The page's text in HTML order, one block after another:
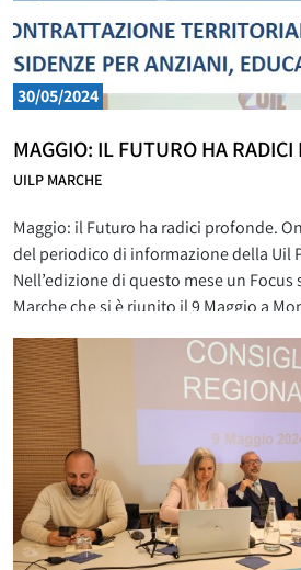
30/05/2024
MAGGIO: IL FUTURO HA RADICI
UILP MARCHE
Maggio: il Futuro ha radici profonde.
del periodico di informazione della Uil
Nell’edizione di questo mese un
Marche che si è riunito il 9 Maggio a
del Consiglio la Segretaria generale
ha affrontato molti temi: il protocollo